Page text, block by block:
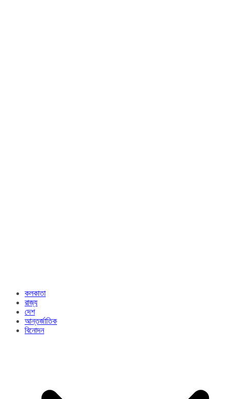
কলকাতা
রাজ্য​
দেশ
আন্তর্জাতিক
বিনোদন